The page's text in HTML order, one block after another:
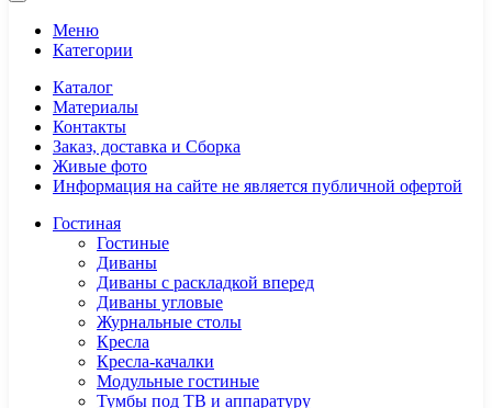
Меню
Категории
Каталог
Материалы
Контакты
Заказ, доставка и Сборка
Живые фото
Информация на сайте не является публичной офертой
Гостиная
Гостиные
Диваны
Диваны с раскладкой вперед
Диваны угловые
Журнальные столы
Кресла
Кресла-качалки
Модульные гостиные
Тумбы под ТВ и аппаратуру